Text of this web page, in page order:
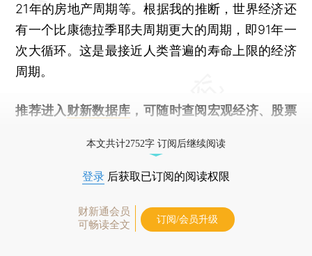
21年的房地产周期等。根据我的推断，世界经济还
有一个比康德拉季耶夫周期更大的周期，即91年一
次大循环。这是最接近人类普遍的寿命上限的经济
周期。
推荐进入 财新数据库 ，可随时查阅宏观经济、股票
本文共计2752字 订阅后继续阅读
登录 后获取已订阅的阅读权限
财新通会员
可畅读全文
订阅/会员升级